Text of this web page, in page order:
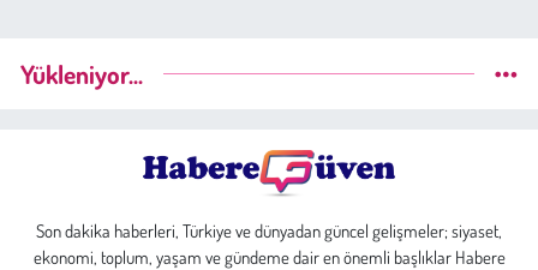
Yükleniyor...
Son dakika haberleri, Türkiye ve dünyadan güncel gelişmeler; siyaset,
ekonomi, toplum, yaşam ve gündeme dair en önemli başlıklar Habere